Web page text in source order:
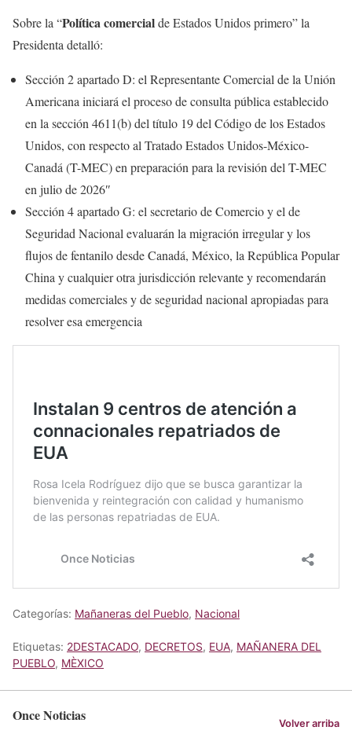
Sobre la “Política comercialde Estados Unidos primero” la
Presidenta detalló:
Sección 2 apartado D: el Representante Comercial de la Unión
Americana iniciará el proceso de consulta pública establecido
en la sección 4611(b) del título 19 del Código de los Estados
Unidos, con respecto al Tratado Estados Unidos-México-
Canadá (T-MEC) en preparación para la revisión del T-MEC
en julio de 2026″
Sección 4 apartado G: el secretario de Comercio y el de
Seguridad Nacional evaluarán la migración irregular y los
flujos de fentanilo desde Canadá, México, la República Popular
China y cualquier otra jurisdicción relevante y recomendarán
medidas comerciales y de seguridad nacional apropiadas para
resolver esa emergencia
Categorías: Mañaneras del Pueblo, Nacional
Etiquetas: 2DESTACADO, DECRETOS, EUA, MAÑANERA DEL
PUEBLO, MÈXICO
Once Noticias Volver arriba